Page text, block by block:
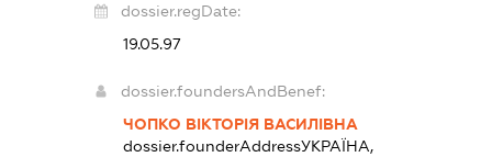
dossier.regDate:
19.05.97
dossier.foundersAndBenef:
ЧОПКО ВІКТОРІЯ ВАСИЛІВНА
dossier.founderAddressУКРАЇНА,